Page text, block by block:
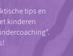
tips en
kinderen